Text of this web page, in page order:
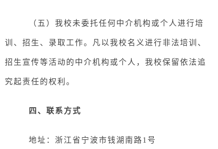
（ 五 ） 我校未委托任何中介机构或个人进行培
训、招生、录取工作。凡以我校名义进行非法培训、
招生宣传等活动的中介机构或个人，我校保留依法追
究起责任的权利。
四、联系方式
地址：浙江省宁波市钱湖南路1号